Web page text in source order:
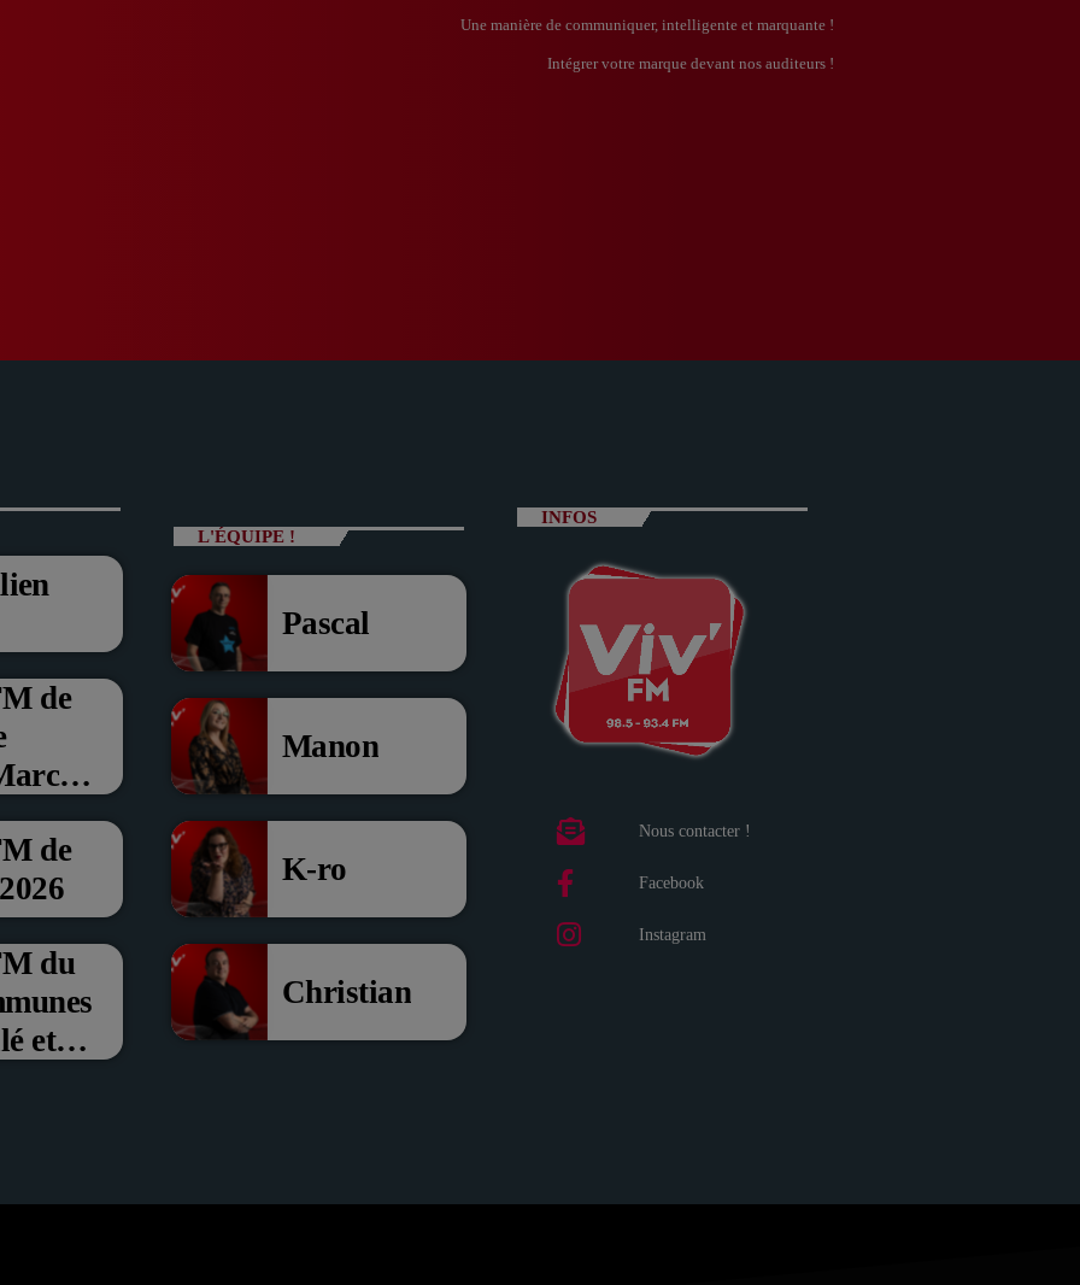
Une manière de communiquer, intelligente et marquante !
Intégrer votre marque devant nos auditeurs !
de
de
du
et
L'ÉQUIPE !
Pascal
Manon
K-ro
Christian
INFOS
Nous contacter !
Facebook
Instagram